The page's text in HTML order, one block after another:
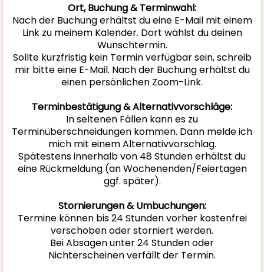
Ort, Buchung & Terminwahl:
Nach der Buchung erhältst du eine E-Mail mit einem
Link zu meinem Kalender. Dort wählst du deinen
Wunschtermin.
Sollte kurzfristig kein Termin verfügbar sein, schreib
mir bitte eine E-Mail. Nach der Buchung erhältst du
einen persönlichen Zoom-Link.
Terminbestätigung & Alternativvorschläge:
In seltenen Fällen kann es zu
Terminüberschneidungen kommen. Dann melde ich
mich mit einem Alternativvorschlag.
Spätestens innerhalb von 48 Stunden erhältst du
eine Rückmeldung (an Wochenenden/Feiertagen
ggf. später).
Stornierungen & Umbuchungen:
Termine können bis 24 Stunden vorher kostenfrei
verschoben oder storniert werden.
Bei Absagen unter 24 Stunden oder
Nichterscheinen verfällt der Termin.